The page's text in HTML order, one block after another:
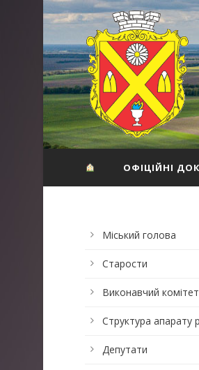
ОФІЦІЙНІ
Міський голова
Старости
Виконавчий комітет
Структура апарату
Депутати